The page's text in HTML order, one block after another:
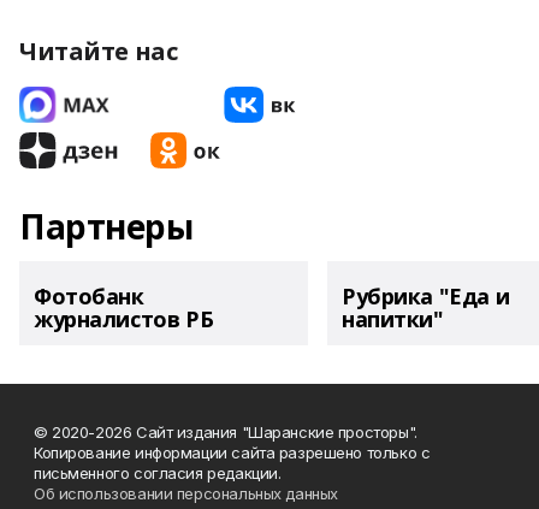
Читайте нас
Партнеры
Фотобанк
журналистов РБ
Рубрика "Еда и
напитки"
© 2020-2026 Сайт издания "Шаранские просторы".
Копирование информации сайта разрешено только с
письменного согласия редакции.
Об использовании персональных данных